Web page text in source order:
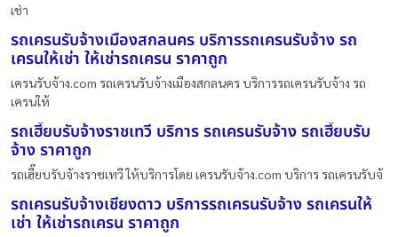
เช่า
รถเครนรับจ้างเมืองสกลนคร บริการรถเครนรับจ้าง รถ
เครนให้เช่า ให้เช่ารถเครน ราคาถูก
เครนรับจ้าง.com รถเครนรับจ้างเมืองสกลนคร บริการรถเครนรับจ้าง รถ
เครนให้
รถเฮี๊ยบรับจ้างราชเทวี บริการ รถเครนรับจ้าง รถเฮี๊ยบรับ
จ้าง ราคาถูก
รถเฮี๊ยบรับจ้างราชเทวี ให้บริการโดย เครนรับจ้าง.com บริการ รถเครนรับจ้
รถเครนรับจ้างเชียงดาว บริการรถเครนรับจ้าง รถเครนให้
เช่า ให้เช่ารถเครน ราคาถูก